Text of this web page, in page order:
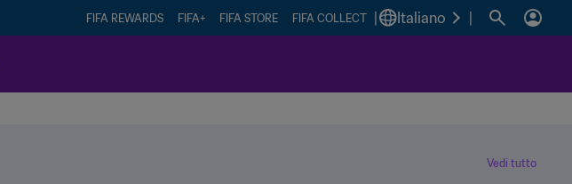
FIFA REWARDS FIFA+ FIFA STORE FIFA COLLECT Italiano
Vedi tutto